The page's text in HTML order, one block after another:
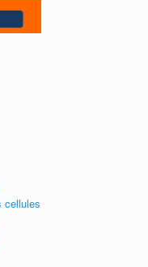
cellules